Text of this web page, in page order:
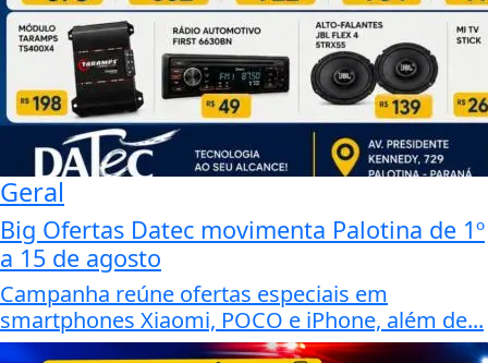
Geral
Big Ofertas Datec movimenta Palotina de 1º
a 15 de agosto
Campanha reúne ofertas especiais em
smartphones Xiaomi, POCO e iPhone, além de...